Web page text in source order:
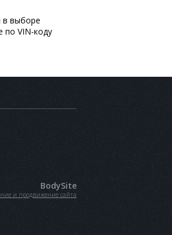
в выборе
по VIN-коду
BodySite
и продвижение сайта